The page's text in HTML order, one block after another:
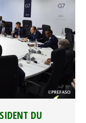
DU